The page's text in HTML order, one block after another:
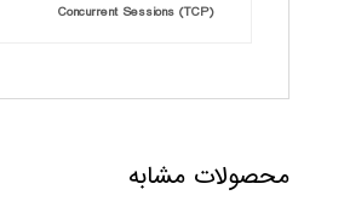
Concurrent Sessions (TCP)
محصولات مشابه